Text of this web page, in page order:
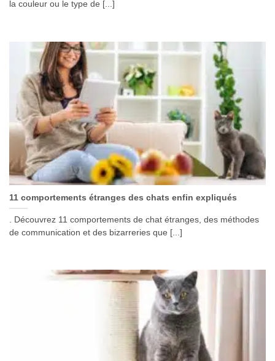
la couleur ou le type de [...]
11 comportements étranges des chats enfin expliqués
. Découvrez 11 comportements de chat étranges, des méthodes
de communication et des bizarreries que [...]